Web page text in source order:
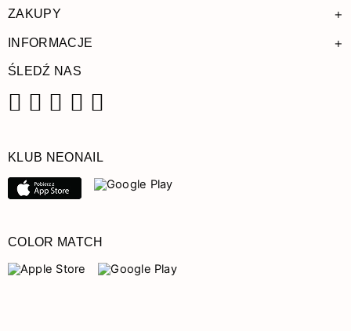
ZAKUPY +
INFORMACJE +
ŚLEDŹ NAS
KLUB NEONAIL
COLOR MATCH